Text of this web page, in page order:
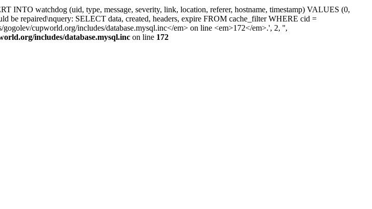
INTO watchdog (uid, type, message, severity, link, location, referer, hostname, timestamp) VALUES (0,
be repaired\nquery: SELECT data, created, headers, expire FROM cache_filter WHERE cid =
cupworld.org/includes/database.mysql.inc</em> on line <em>172</em>.', 2, '',
includes/database.mysql.inc on line 172